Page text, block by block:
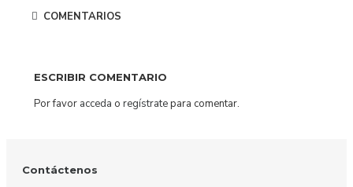
COMENTARIOS
ESCRIBIR COMENTARIO
Por favor acceda o regístratepara comentar.
Contáctenos